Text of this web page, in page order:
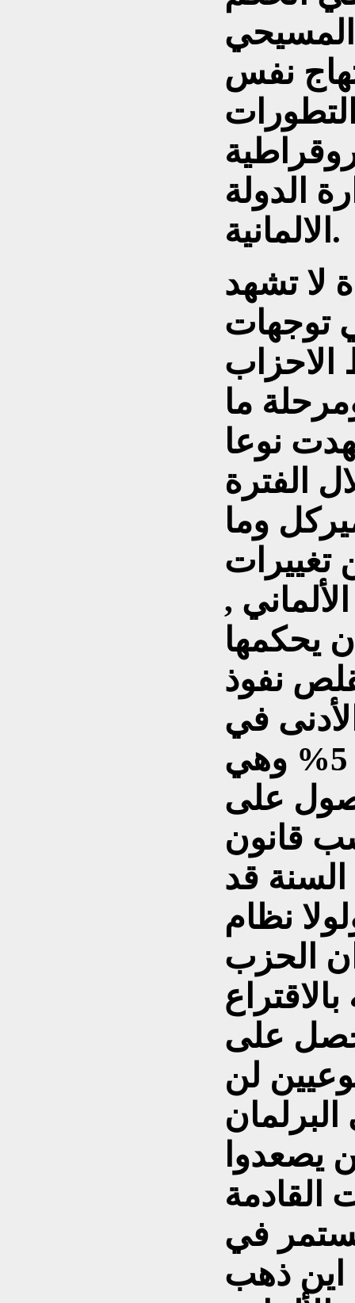
نفس
الدولة
الالمانية.
لا تشهد
توجهات
الاحزاب
ما
نوعا
الفترة
وما
تغييرات
,
يحكمها
نفوذ
في
الانتخابات السابقة وهو 5% وهي
على
قانون
السنة قد
ولولا نظام
الحزب
على
لن
يصعدوا
القادمة
في
اين ذهب